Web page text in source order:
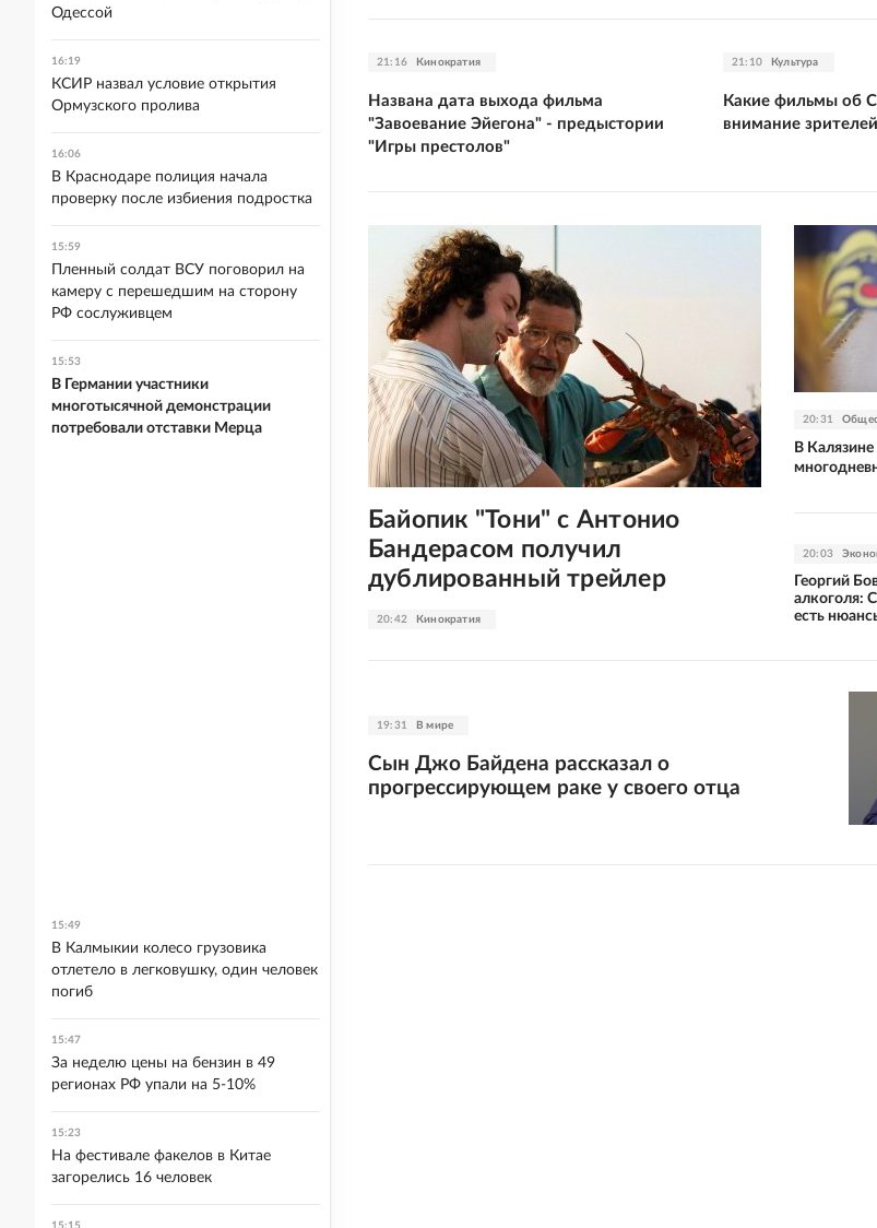
21:16 Кинократия
Названа дата выхода фильма
"Завоевание Эйегона" - предыстории
"Игры престолов"
21:10 Культура
Какие фильмы об
внимание зрителей
20:42 Кинократия
Байопик "Тони" с Антонио
Бандерасом получил
дублированный трейлер
20:31
В Калязине
20:03
Георгий
алкоголя:
есть
19:31 В мире
Сын Джо Байдена рассказал о
прогрессирующем раке у своего отца
Одессой
16:19
КСИР назвал условие открытия
Ормузского пролива
16:06
В Краснодаре полиция начала
проверку после избиения подростка
15:59
Пленный солдат ВСУ поговорил на
камеру с перешедшим на сторону
РФ сослуживцем
15:53
В Германии участники
многотысячной демонстрации
потребовали отставки Мерца
15:49
В Калмыкии колесо грузовика
отлетело в легковушку, один человек
погиб
15:47
За неделю цены на бензин в 49
регионах РФ упали на 5-10%
15:23
На фестивале факелов в Китае
загорелись 16 человек
15:15